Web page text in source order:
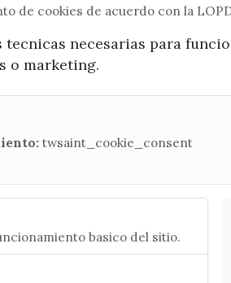
x / twitter
(+34) 952 541 104
C/ Poniente, 2. CP
de cookies de acuerdo con la
necesarias para
o marketing.
twsaint_cookie_consent
basico del sitio.